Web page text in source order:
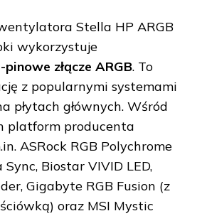
Stella HP ARGB
wykorzystuje
pinowe złącze ARGB. To
z popularnymi systemami
płytach głównych. Wśród
platform producenta
ASRock RGB Polychrome
Sync, Biostar VIVID LED,
Gigabyte RGB Fusion (z
oraz MSI Mystic